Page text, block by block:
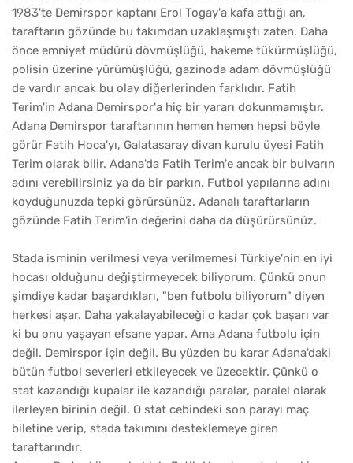
1983'te Demirspor kaptanı Erol Togay'a kafa attığı an,
taraftarın gözünde bu takımdan uzaklaşmıştı zaten. Daha
önce emniyet müdürü dövmüşlüğü, hakeme tükürmüşlüğü,
polisin üzerine yürümüşlüğü, gazinoda adam dövmüşlüğü
de vardır ancak bu olay diğerlerinden farklıdır. Fatih
Terim'in Adana Demirspor'a hiç bir yararı dokunmamıştır.
Adana Demirspor taraftarının hemen hemen hepsi böyle
görür Fatih Hoca'yı, Galatasaray divan kurulu üyesi Fatih
Terim olarak bilir. Adana'da Fatih Terim'e ancak bir bulvarın
adını verebilirsiniz ya da bir parkın. Futbol yapılarına adını
koyduğunuzda tepki görürsünüz. Adanalı taraftarların
gözünde Fatih Terim'in değerini daha da düşürürsünüz.
Stada isminin verilmesi veya verilmemesi Türkiye'nin en iyi
hocası olduğunu değiştirmeyecek biliyorum. Çünkü onun
şimdiye kadar başardıkları, "ben futbolu biliyorum" diyen
herkesi aşar. Daha yakalayabileceği o kadar çok başarı var
ki bu onu yaşayan efsane yapar. Ama Adana futbolu için
değil. Demirspor için değil. Bu yüzden bu karar Adana'daki
bütün futbol severleri etkileyecek ve üzecektir. Çünkü o
stat kazandığı kupalar ile kazandığı paralar, paralel olarak
ilerleyen birinin değil. O stat cebindeki son parayı maç
biletine verip, stada takımını desteklemeye giren
taraftarındır.